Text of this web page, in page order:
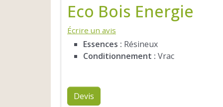
Eco Bois Energie
Écrire un avis
Essences : Résineux
Conditionnement : Vrac
Devis